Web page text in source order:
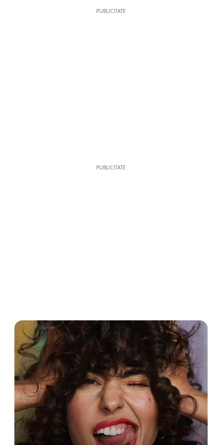
PUBLICITATE
PUBLICITATE